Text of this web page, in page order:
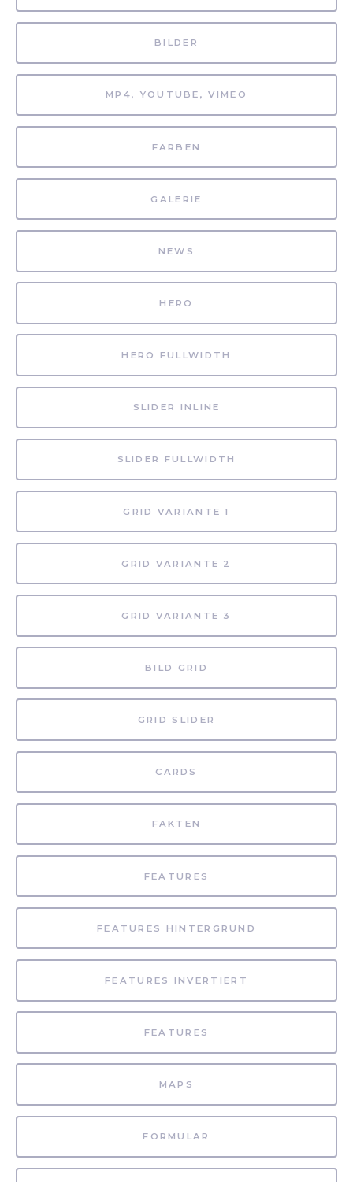
BILDER
MP4, YOUTUBE, VIMEO
FARBEN
GALERIE
NEWS
HERO
HERO FULLWIDTH
SLIDER INLINE
SLIDER FULLWIDTH
GRID VARIANTE 1
GRID VARIANTE 2
GRID VARIANTE 3
BILD GRID
GRID SLIDER
CARDS
FAKTEN
FEATURES
FEATURES HINTERGRUND
FEATURES INVERTIERT
FEATURES
MAPS
FORMULAR